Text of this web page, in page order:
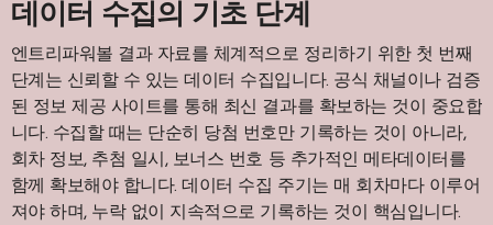
데이터 수집의 기초 단계
엔트리파워볼 결과 자료를 체계적으로 정리하기 위한 첫 번째
단계는 신뢰할 수 있는 데이터 수집입니다. 공식 채널이나 검증
된 정보 제공 사이트를 통해 최신 결과를 확보하는 것이 중요합
니다. 수집할 때는 단순히 당첨 번호만 기록하는 것이 아니라,
회차 정보, 추첨 일시, 보너스 번호 등 추가적인 메타데이터를
함께 확보해야 합니다. 데이터 수집 주기는 매 회차마다 이루어
져야 하며, 누락 없이 지속적으로 기록하는 것이 핵심입니다.